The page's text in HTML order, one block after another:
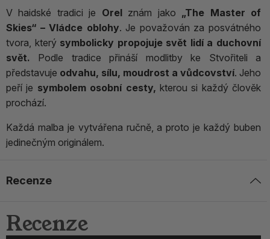
V haidské tradici je Orelznám jako „The Master of
Skies“ – Vládce oblohy. Je považován za posvátného
tvora, který symbolicky propojuje svět lidí a duchovní
svět. Podle tradice přináší modlitby ke Stvořiteli a
představuje odvahu, sílu, moudrost a vůdcovství. Jeho
peří je symbolem osobní cesty, kterou si každý člověk
prochází.
Každá malba je vytvářena ručně, a proto je každý buben
jedinečným originálem.
Recenze
Recenze